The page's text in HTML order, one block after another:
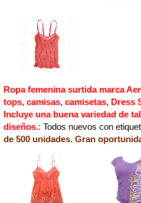
Ropa femenina surtida marca
tops, camisas, camisetas, Dress
Incluye una buena variedad de
diseños.: Todos nuevos con
de 500 unidades. Gran